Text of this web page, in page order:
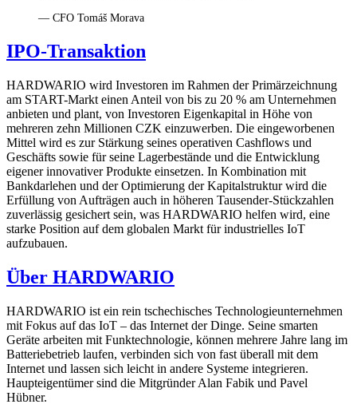
— CFO Tomáš Morava
IPO-Transaktion
HARDWARIO wird Investoren im Rahmen der Primärzeichnung
am START-Markt einen Anteil von bis zu 20 % am Unternehmen
anbieten und plant, von Investoren Eigenkapital in Höhe von
mehreren zehn Millionen CZK einzuwerben. Die eingeworbenen
Mittel wird es zur Stärkung seines operativen Cashflows und
Geschäfts sowie für seine Lagerbestände und die Entwicklung
eigener innovativer Produkte einsetzen. In Kombination mit
Bankdarlehen und der Optimierung der Kapitalstruktur wird die
Erfüllung von Aufträgen auch in höheren Tausender-Stückzahlen
zuverlässig gesichert sein, was HARDWARIO helfen wird, eine
starke Position auf dem globalen Markt für industrielles IoT
aufzubauen.
Über HARDWARIO
HARDWARIO ist ein rein tschechisches Technologieunternehmen
mit Fokus auf das IoT – das Internet der Dinge. Seine smarten
Geräte arbeiten mit Funktechnologie, können mehrere Jahre lang im
Batteriebetrieb laufen, verbinden sich von fast überall mit dem
Internet und lassen sich leicht in andere Systeme integrieren.
Haupteigentümer sind die Mitgründer Alan Fabik und Pavel
Hübner.